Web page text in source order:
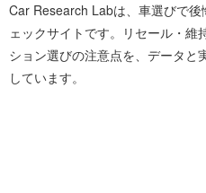
Car Research Labは、車選びで
ェックサイトです。リセール・
ション選びの注意点を、データと
しています。